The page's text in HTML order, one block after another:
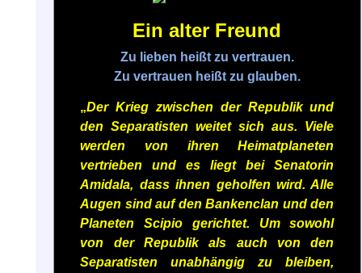
Ein alter Freund
Zu lieben heißt zu vertrauen.
Zu vertrauen heißt zu glauben.
„Der Krieg zwischen der Republik und
den Separatisten weitet sich aus. Viele
werden von ihren Heimatplaneten
vertrieben und es liegt bei Senatorin
Amidala, dass ihnen geholfen wird. Alle
Augen sind auf den Bankenclan und den
Planeten Scipio gerichtet. Um sowohl
von der Republik als auch von den
Separatisten unabhängig zu bleiben,